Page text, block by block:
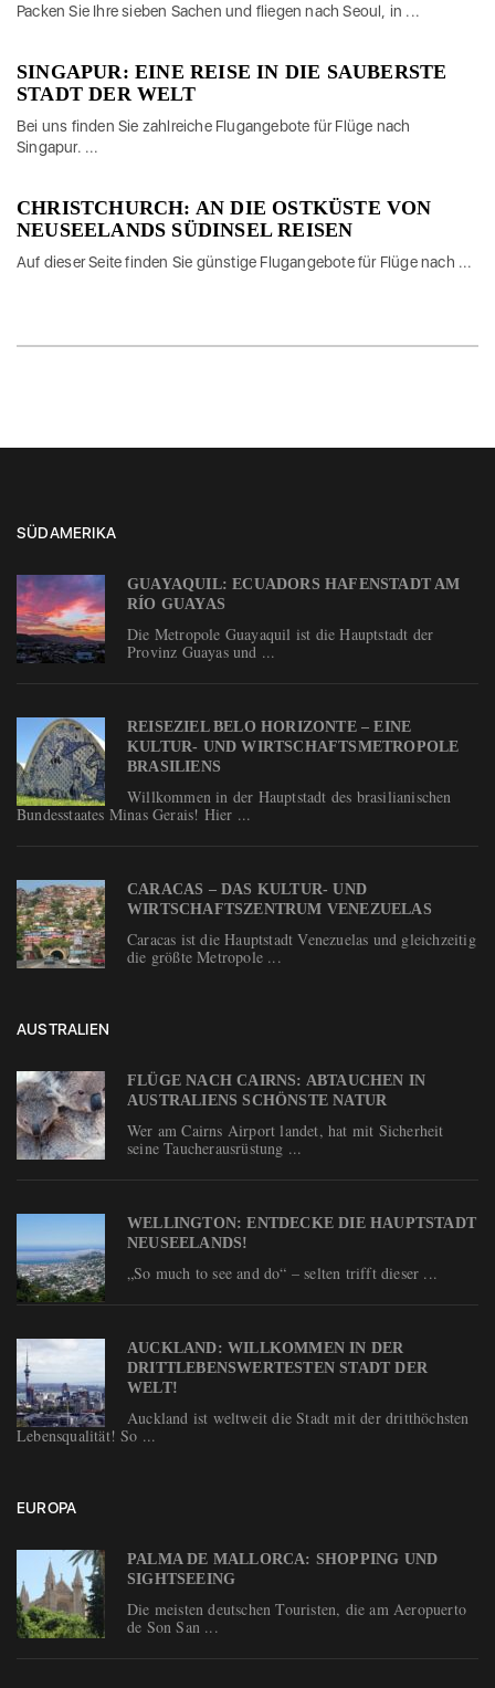
Packen Sie Ihre sieben Sachen und fliegen nach Seoul, in ...
SINGAPUR: EINE REISE IN DIE SAUBERSTE
STADT DER WELT
Bei uns finden Sie zahlreiche Flugangebote für Flüge nach
Singapur. ...
CHRISTCHURCH: AN DIE OSTKÜSTE VON
NEUSEELANDS SÜDINSEL REISEN
Auf dieser Seite finden Sie günstige Flugangebote für Flüge nach ...
SÜDAMERIKA
GUAYAQUIL: ECUADORS HAFENSTADT AM
RÍO GUAYAS
Die Metropole Guayaquil ist die Hauptstadt der
Provinz Guayas und ...
REISEZIEL BELO HORIZONTE – EINE
KULTUR- UND WIRTSCHAFTSMETROPOLE
BRASILIENS
Willkommen in der Hauptstadt des brasilianischen
Bundesstaates Minas Gerais! Hier ...
CARACAS – DAS KULTUR- UND
WIRTSCHAFTSZENTRUM VENEZUELAS
Caracas ist die Hauptstadt Venezuelas und gleichzeitig
die größte Metropole ...
AUSTRALIEN
FLÜGE NACH CAIRNS: ABTAUCHEN IN
AUSTRALIENS SCHÖNSTE NATUR
Wer am Cairns Airport landet, hat mit Sicherheit
seine Taucherausrüstung ...
WELLINGTON: ENTDECKE DIE HAUPTSTADT
NEUSEELANDS!
„So much to see and do“ – selten trifft dieser ...
AUCKLAND: WILLKOMMEN IN DER
DRITTLEBENSWERTESTEN STADT DER
WELT!
Auckland ist weltweit die Stadt mit der dritthöchsten
Lebensqualität! So ...
EUROPA
PALMA DE MALLORCA: SHOPPING UND
SIGHTSEEING
Die meisten deutschen Touristen, die am Aeropuerto
de Son San ...